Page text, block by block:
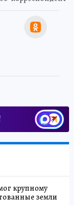
крупному
земли